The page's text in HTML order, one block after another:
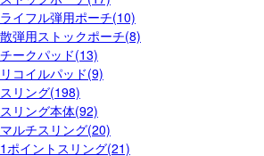
ライフル弾用ポーチ(10)
散弾用ストックポーチ(8)
チークパッド(13)
リコイルパッド(9)
スリング(198)
スリング本体(92)
マルチスリング(20)
1ポイントスリング(21)